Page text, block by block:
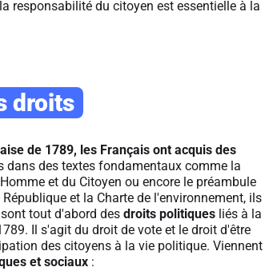
responsabilité du citoyen est essentielle à la
droits
de 1789, les Français ont acquis des
dans des textes fondamentaux comme la
et du Citoyen ou encore le préambule
et la Charte de l'environnement, ils
tout d'abord des droits politiques liés à la
Il s'agit du droit de vote et le droit d'être
des citoyens à la vie politique. Viennent
et sociaux :